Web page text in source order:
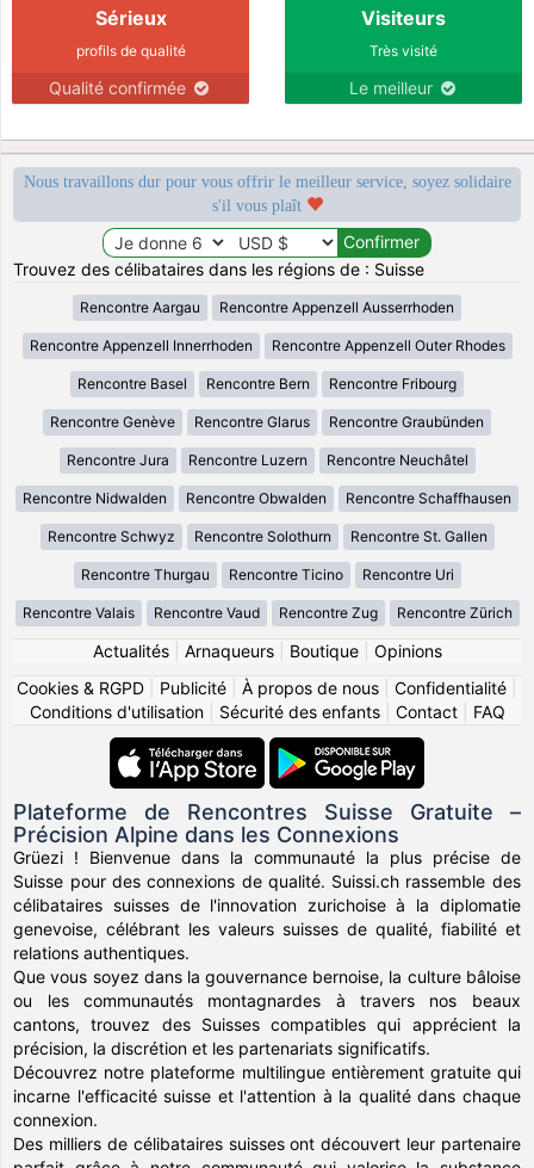
Sérieux
profils de qualité
Qualité confirmée
Visiteurs
Très visité
Le meilleur
Nous travaillons dur pour vous offrir le meilleur service, soyez solidaire
s'il vous plaît
Trouvez des célibataires dans les régions de : Suisse
Rencontre Aargau Rencontre Appenzell Ausserrhoden
Rencontre Appenzell Innerrhoden Rencontre Appenzell Outer Rhodes
Rencontre Basel Rencontre Bern Rencontre Fribourg
Rencontre Genève Rencontre Glarus Rencontre Graubünden
Rencontre Jura Rencontre Luzern Rencontre Neuchâtel
Rencontre Nidwalden Rencontre Obwalden Rencontre Schaffhausen
Rencontre Schwyz Rencontre Solothurn Rencontre St. Gallen
Rencontre Thurgau Rencontre Ticino Rencontre Uri
Rencontre Valais Rencontre Vaud Rencontre Zug Rencontre Zürich
Actualités| Arnaqueurs| Boutique| Opinions
Cookies & RGPD
Publicité À propos de nous Confidentialité
Conditions d'utilisation| Sécurité des enfants| Contact| FAQ
Plateforme de Rencontres Suisse Gratuite –
Précision Alpine dans les Connexions
Grüezi ! Bienvenue dans la communauté la plus précise de
Suisse pour des connexions de qualité. Suissi.ch rassemble des
célibataires suisses de l'innovation zurichoise à la diplomatie
genevoise, célébrant les valeurs suisses de qualité, fiabilité et
relations authentiques.
Que vous soyez dans la gouvernance bernoise, la culture bâloise
ou les communautés montagnardes à travers nos beaux
cantons, trouvez des Suisses compatibles qui apprécient la
précision, la discrétion et les partenariats significatifs.
Découvrez notre plateforme multilingue entièrement gratuite qui
incarne l'efficacité suisse et l'attention à la qualité dans chaque
connexion.
Des milliers de célibataires suisses ont découvert leur partenaire